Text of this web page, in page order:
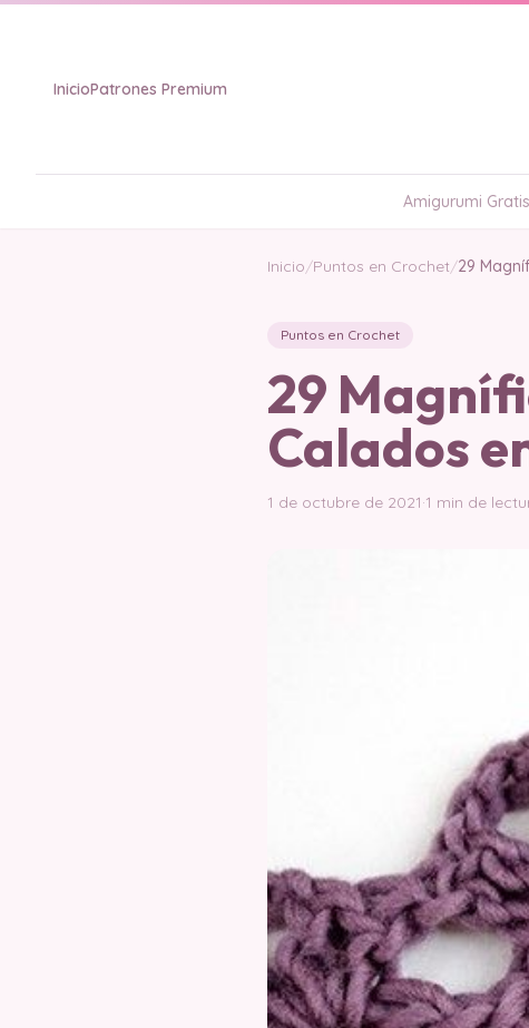
InicioPatrones Premium
Amigurumi Gratis
Inicio/Puntos en Crochet/29
Puntos en Crochet
29
Calados
1 de octubre de 2021·1 min de